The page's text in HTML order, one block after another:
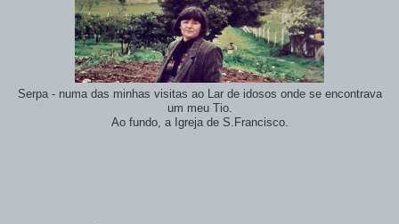
Serpa - numa das minhas visitas ao Lar de idosos onde se encontrava
um meu Tio.
Ao fundo, a Igreja de S.Francisco.